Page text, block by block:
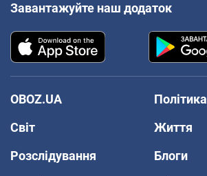
Завантажуйте наш додаток
OBOZ.UA
Політика
Світ
Життя
Розслідування
Блоги